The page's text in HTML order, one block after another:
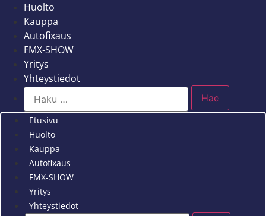
Huolto
Kauppa
Autofixaus
FMX-SHOW
Yritys
Yhteystiedot
Etusivu
Huolto
Kauppa
Autofixaus
FMX-SHOW
Yritys
Yhteystiedot